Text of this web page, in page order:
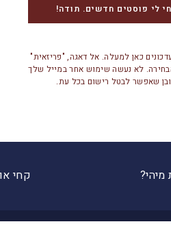
כאן למעלה. אל דאגה, "פריזאית"
לא נעשה שימוש אחר במייל שלך
שאפשר לבטל רישום בכל עת.
מיהי? קחי